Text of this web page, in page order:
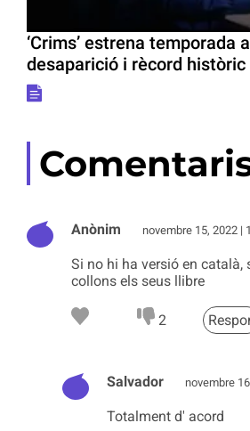
‘Crims’ estrena temporada
desaparició i rècord històric
Anònim novembre 15, 2022 |
Si no hi ha versió en català,
collons els seus llibre
2
Salvador novembre
Totalment d' acord